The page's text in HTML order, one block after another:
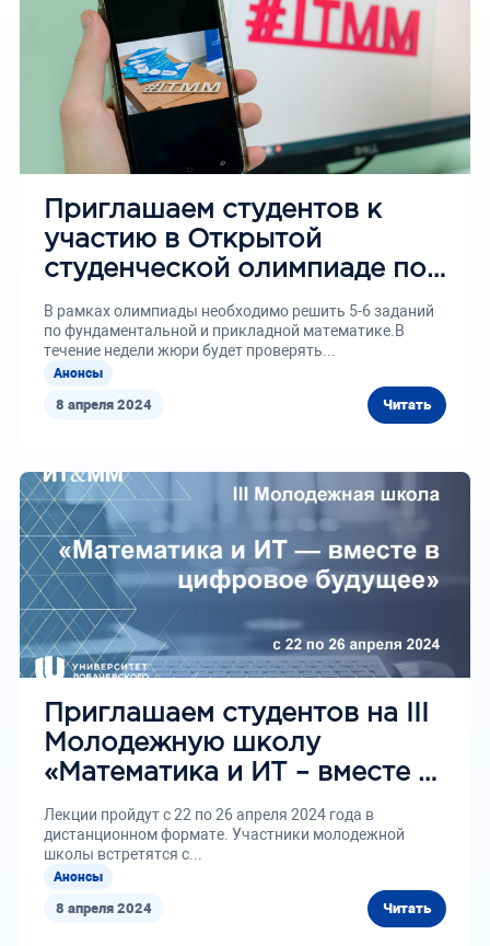
8 апреля 2024 Читать
Приглашаем студентов к
участию в Открытой
студенческой олимпиаде по
математике имени Л.П.
Шильникова
В рамках олимпиады необходимо решить 5-6 заданий
по фундаментальной и прикладной математике.В
течение недели жюри будет проверять...
Анонсы
8 апреля 2024 Читать
Приглашаем студентов на III
Молодежную школу
«Математика и ИТ – вместе в
цифровое будущее»
Лекции пройдут с 22 по 26 апреля 2024 года в
дистанционном формате. Участники молодежной
школы встретятся с...
Анонсы